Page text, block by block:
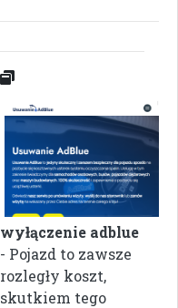
wyłączenie adblue
- Pojazd to zawsze
rozległy koszt,
skutkiem tego